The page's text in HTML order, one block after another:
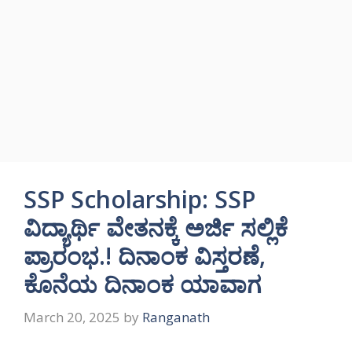
SSP Scholarship: SSP
ವಿದ್ಯಾರ್ಥಿ ವೇತನಕ್ಕೆ ಅರ್ಜಿ ಸಲ್ಲಿಕೆ
ಪ್ರಾರಂಭ.! ದಿನಾಂಕ ವಿಸ್ತರಣೆ,
ಕೊನೆಯ ದಿನಾಂಕ ಯಾವಾಗ
March 20, 2025 by Ranganath